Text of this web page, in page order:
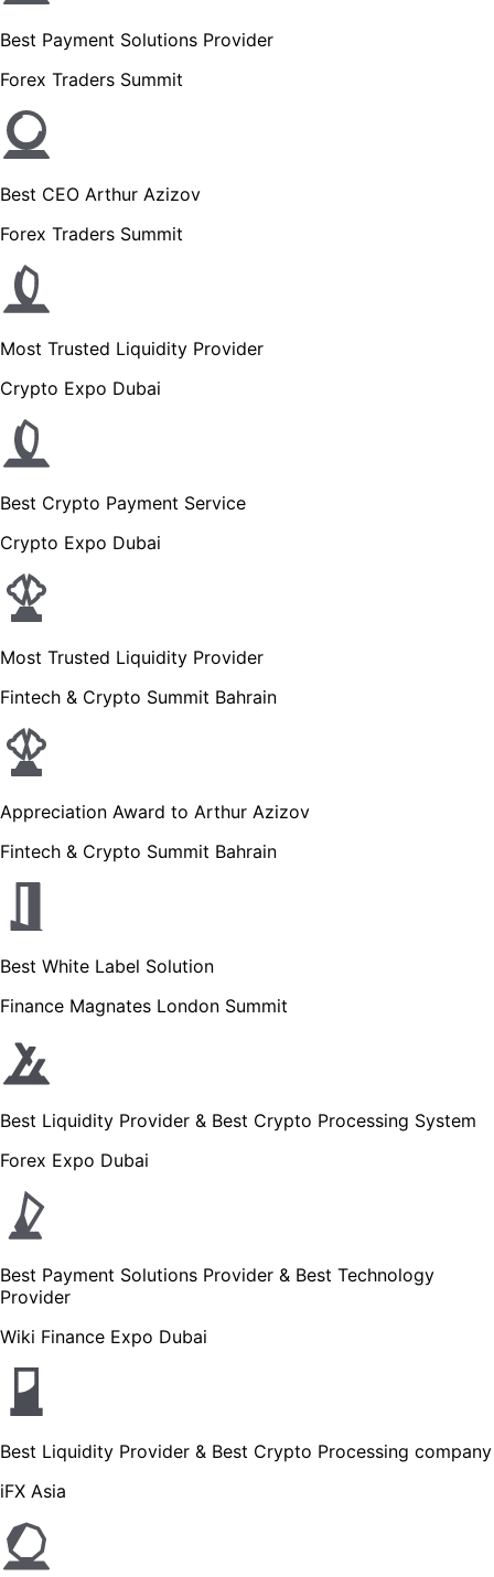
Best Payment Solutions Provider
Forex Traders Summit
Best CEO Arthur Azizov
Forex Traders Summit
Most Trusted Liquidity Provider
Crypto Expo Dubai
Best Crypto Payment Service
Crypto Expo Dubai
Most Trusted Liquidity Provider
Fintech & Crypto Summit Bahrain
Appreciation Award to Arthur Azizov
Fintech & Crypto Summit Bahrain
Best White Label Solution
Finance Magnates London Summit
Best Liquidity Provider & Best Crypto Processing System
Forex Expo Dubai
Best Payment Solutions Provider & Best Technology
Provider
Wiki Finance Expo Dubai
Best Liquidity Provider & Best Crypto Processing company
iFX Asia